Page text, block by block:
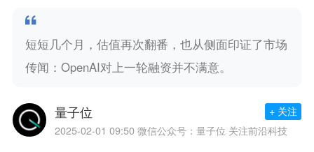
短短几个月，估值再次翻番，也从侧面印证了市场
传闻：OpenAI对上一轮融资并不满意。
量子位
2025-02-01 09:50 微信公众号：量子位 关注前沿科技
+ 关注